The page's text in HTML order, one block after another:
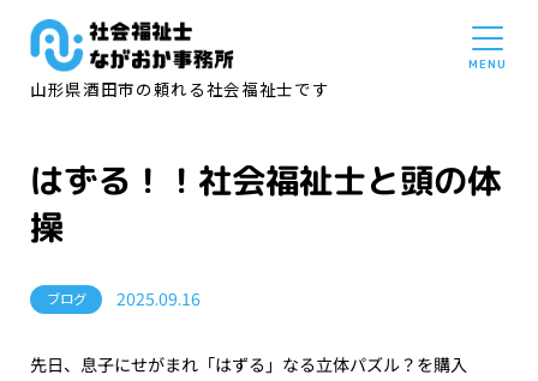
山形県酒田市の頼れる社会福祉士です
はずる！！社会福祉士と頭の体
操
ブログ 2025.09.16
先日、息子にせがまれ「はずる」なる立体パズル？を購入